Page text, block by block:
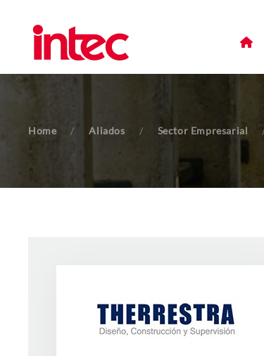
Skip to main content
Home Aliados Sector Empresarial